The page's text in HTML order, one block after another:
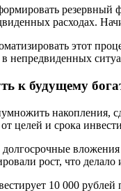
расходах.
этот
в непредвиденных
к будущему
накопления,
целей и срока
долгосрочные
рост, что
10 000